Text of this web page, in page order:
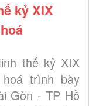
kỷ XIX
thế kỷ XIX
trình bày
Gòn - TP Hồ